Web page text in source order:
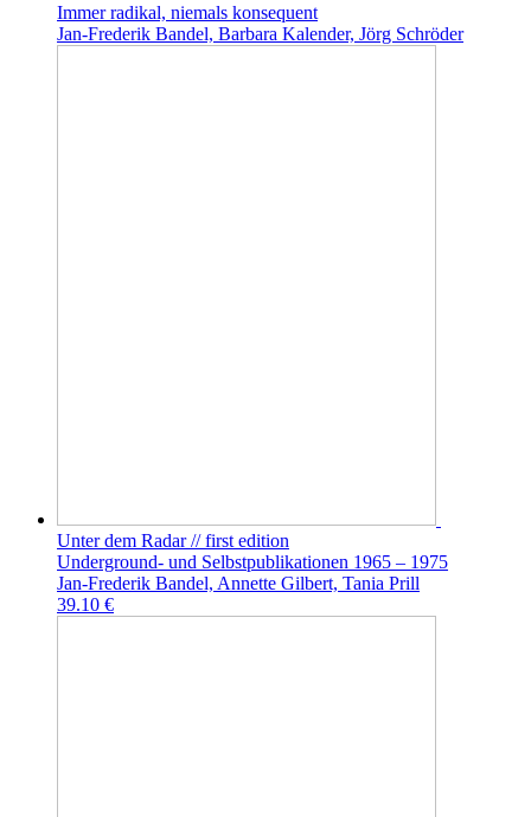
Immer radikal, niemals konsequent
Jan-Frederik Bandel, Barbara Kalender, Jörg Schröder
Unter dem Radar // first edition
Underground- und Selbstpublikationen 1965 – 1975
Jan-Frederik Bandel, Annette Gilbert, Tania Prill
39.10 €